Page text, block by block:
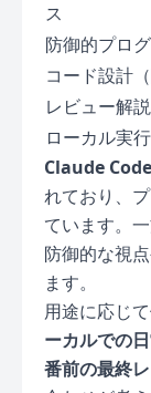
ス
防御的プロ
コード設計
レビュー解
ローカル実
Claude Code
れており、
ています。一
防御的な視
ます。
用途に応じ
ーカルでの
番前の最終